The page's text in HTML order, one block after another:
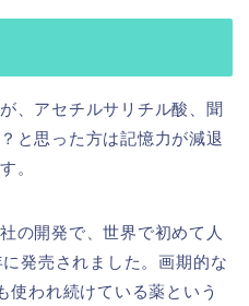
、アセチルサリチル酸、聞
と思った方は記憶力が減退
。
の開発で、世界で初めて人
発売されました。画期的な
使われ続けている薬という